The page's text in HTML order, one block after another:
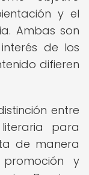
y el
Ambas son
de los
difieren
entre
para
de manera
y